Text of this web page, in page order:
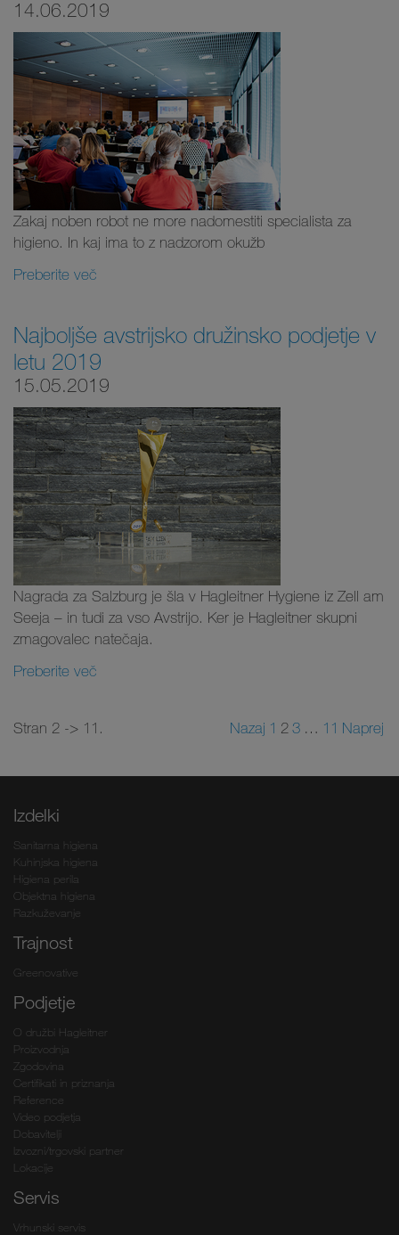
14.06.2019
Zakaj noben robot ne more nadomestiti specialista za
higieno. In kaj ima to z nadzorom okužb
Preberite več
Najboljše avstrijsko družinsko podjetje v
letu 2019
15.05.2019
Nagrada za Salzburg je šla v Hagleitner Hygiene iz Zell am
Seeja – in tudi za vso Avstrijo. Ker je Hagleitner skupni
zmagovalec natečaja.
Preberite več
Stran 2 -> 11. Nazaj 1 2 3 … 11 Naprej
Izdelki
Sanitarna higiena
Kuhinjska higiena
Higiena perila
Objektna higiena
Razkuževanje
Trajnost
Greenovative
Podjetje
O družbi Hagleitner
Proizvodnja
Zgodovina
Certifikati in priznanja
Reference
Video podjetja
Dobavitelji
Izvozni/trgovski partner
Lokacije
Servis
Vrhunski servis